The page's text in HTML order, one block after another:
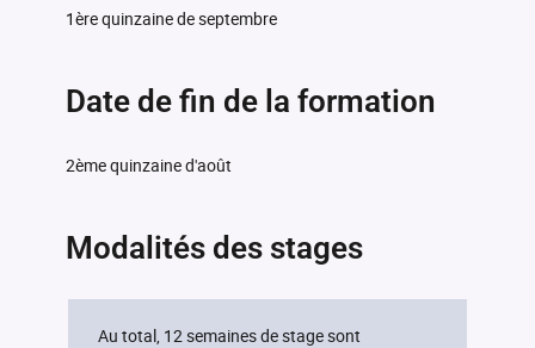
1ère quinzaine de septembre
Date de fin de la formation
2ème quinzaine d'août
Modalités des stages
Au total, 12 semaines de stage sont